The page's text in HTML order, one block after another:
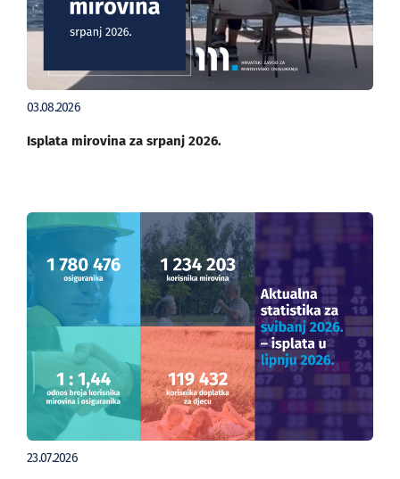
03.08.2026
Isplata mirovina za srpanj 2026.
23.07.2026